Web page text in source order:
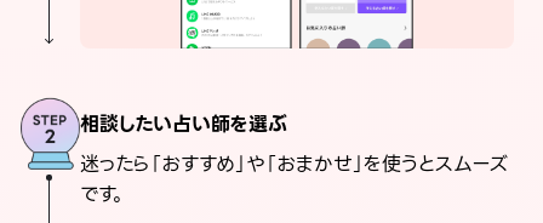
相談したい占い師を選ぶ
迷ったら「おすすめ」や「おまかせ」を使うとスムーズ
です。